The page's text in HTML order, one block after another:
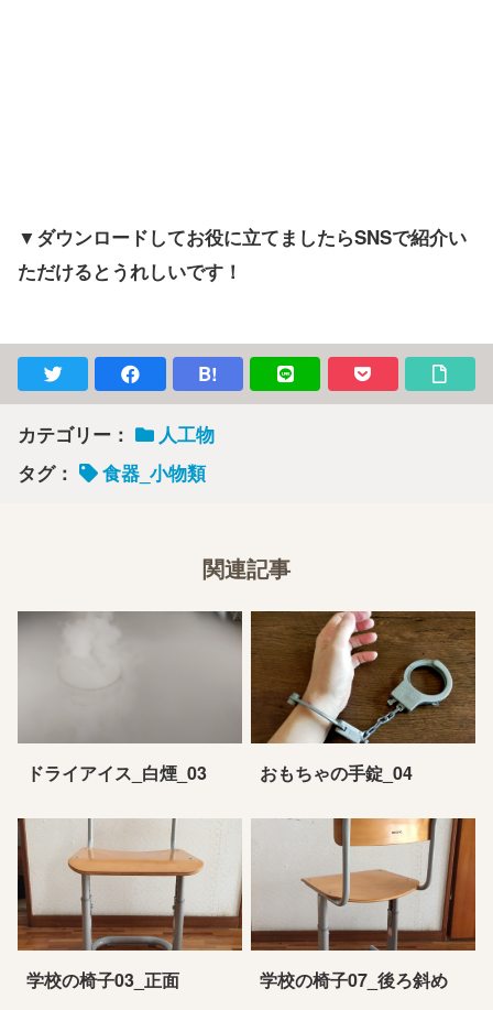
▼ダウンロードしてお役に立てましたらSNSで紹介い
ただけるとうれしいです！
B!
カテゴリー：
人工物
タグ：
食器_小物類
関連記事
ドライアイス_白煙_03 おもちゃの手錠_04
学校の椅子03_正面 学校の椅子07_後ろ斜め